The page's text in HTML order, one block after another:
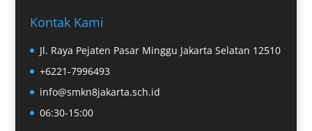
Kontak Kami
Jl. Raya Pejaten Pasar Minggu Jakarta Selatan 12510
+6221-7996493
info@smkn8jakarta.sch.id
06:30-15:00